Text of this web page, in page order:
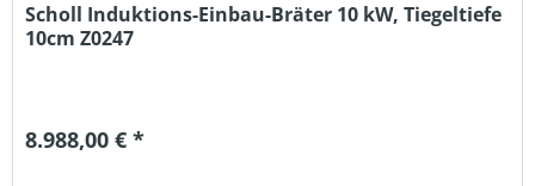
Scholl Induktions-Einbau-Bräter 10 kW, Tiegeltiefe
10cm Z0247
8.988,00 € *